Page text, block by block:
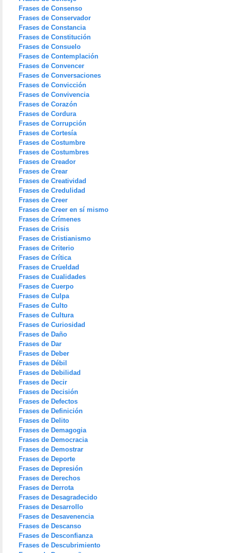
Frases de Consenso
Frases de Conservador
Frases de Constancia
Frases de Constitución
Frases de Consuelo
Frases de Contemplación
Frases de Convencer
Frases de Conversaciones
Frases de Convicción
Frases de Convivencia
Frases de Corazón
Frases de Cordura
Frases de Corrupción
Frases de Cortesía
Frases de Costumbre
Frases de Costumbres
Frases de Creador
Frases de Crear
Frases de Creatividad
Frases de Credulidad
Frases de Creer
Frases de Creer en sí mismo
Frases de Crímenes
Frases de Crisis
Frases de Cristianismo
Frases de Criterio
Frases de Crítica
Frases de Crueldad
Frases de Cualidades
Frases de Cuerpo
Frases de Culpa
Frases de Culto
Frases de Cultura
Frases de Curiosidad
Frases de Daño
Frases de Dar
Frases de Deber
Frases de Débil
Frases de Debilidad
Frases de Decir
Frases de Decisión
Frases de Defectos
Frases de Definición
Frases de Delito
Frases de Demagogia
Frases de Democracia
Frases de Demostrar
Frases de Deporte
Frases de Depresión
Frases de Derechos
Frases de Derrota
Frases de Desagradecido
Frases de Desarrollo
Frases de Desavenencia
Frases de Descanso
Frases de Desconfianza
Frases de Descubrimiento